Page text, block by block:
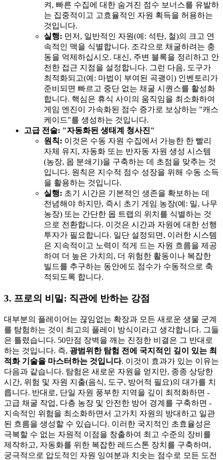
켜, 빠른 수집에 대한 숨겨진 점수 보너스를 유발하
는 집중적이고 고효율적인 자원 획득을 허용하는
것입니다.
실행: 먼저, 일반적인 자원(예: 석탄, 철)의 크고 연
속적인 맥을 식별합니다. 조각으로 채굴하려는 충
동을 억제하십시오. 대신, 주변 블록을 정리하고 안
전한 접근 지점을 설정합니다. 그런 다음, 도구가
최적화되고(예: 마법이 부여된 곡괭이) 인벤토리가
준비되면 빠르고 중단 없는 채굴 시퀀스를 활성화
합니다. 핵심은 휴식 사이의 움직임을 최소화하여
게임 엔진이 가속화된 점수 증가로 보상하는 "캐스
케이드"를 생성하는 것입니다.
고급 전술: "자동화된 생태계 청사진"
원칙: 이것은 수동 자원 수집에서 가능한 한 빨리
자체 유지, 자동화 또는 반자동 자원 생성 시스템
(농장, 몹 분쇄기)을 구축하는 데 초점을 맞추는 것
입니다. 원칙은 지수적 점수 성장을 위해 수동 소득
을 활용하는 것입니다.
실행: 초기 시간은 기본적인 생존을 확보하는 데
전념해야 하지만, 즉시 초기 게임 농장(예: 밀, 나무
농장) 또는 간단한 몹 트랩의 위치를 식별하는 것
으로 전환합니다. 이것은 시간과 자원에 대한 선행
투자가 필요합니다. 일단 설정되면, 이러한 시스템
은 지속적이고 노력이 적게 드는 자원 흐름을 제공
하여 더 높은 가치의, 더 위험한 활동이나 복잡한
빌드를 추구하는 동안에도 점수가 수동적으로 축
적되도록 합니다.
3. 프로의 비밀: 직관에 반하는 강점
대부분의 플레이어는 끊임없는 확장과 모든 새로운 생물 군계
를 탐험하는 것이 최고의 플레이 방식이라고 생각합니다. 그들
은 틀렸습니다. 50만점 장벽을 깨는 진정한 비결은 그 반대로
하는 것입니다. 즉, 광범위한 탐험 전에 국지적인 깊이 있는 최
적화 기술을 마스터하는 것입니다. 이것이 효과가 있는 이유는
다음과 같습니다. 탐험은 새로운 자원을 얻지만, 종종 상당한
시간, 위험 및 자원 지출(음식, 도구, 방어적 필요)의 대가를 치
릅니다. 반대로, 단일 자원 풍부한 지역을 깊이 최적화하면 -
고급 채굴 작업, 다층 농장 및 안전한 방어 경계를 구축하면 -
지속적인 위험을 최소화하면서 고가치 자원의 방대하고 일관
된 흐름을 생성할 수 있습니다. 이러한 국지적인 초효율성은
극복할 수 없는 자원적 이점을 창출하여 최고 수준의 장비를
제작하고, 자동화를 위한 복잡한 레드스톤 장치를 구축하며,
궁극적으로 압도적인 자원 잉여분과 치솟는 점수로 모든 도전